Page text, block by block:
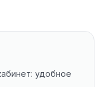
удобное